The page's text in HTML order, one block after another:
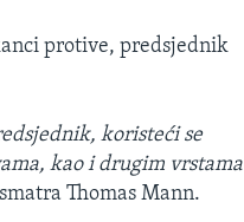
protive, predsjednik
koristeći se
kao i drugim vrstama
Thomas Mann.